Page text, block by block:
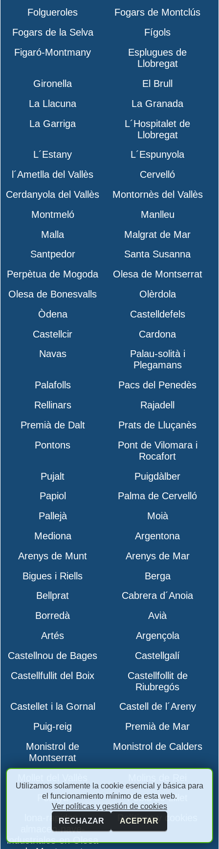
Folgueroles
Fogars de Montclús
Fogars de la Selva
Fígols
Figaró-Montmany
Esplugues de
Llobregat
Gironella
El Brull
La Llacuna
La Granada
La Garriga
L´Hospitalet de
Llobregat
L´Estany
L´Espunyola
l´Ametlla del Vallès
Cervelló
Cerdanyola del Vallès
Montornès del Vallès
Montmeló
Manlleu
Malla
Malgrat de Mar
Santpedor
Santa Susanna
Perpètua de Mogoda
Olesa de Montserrat
Olesa de Bonesvalls
Olèrdola
Òdena
Castelldefels
Castellcir
Cardona
Navas
Palau-solità i
Plegamans
Palafolls
Pacs del Penedès
Rellinars
Rajadell
Premià de Dalt
Prats de Lluçanès
Pontons
Pont de Vilomara i
Rocafort
Pujalt
Puigdàlber
Papiol
Palma de Cervelló
Pallejà
Moià
Mediona
Argentona
Arenys de Munt
Arenys de Mar
Bigues i Riells
Berga
Bellprat
Cabrera d´Anoia
Borredà
Avià
Artés
Argençola
Castellnou de Bages
Castellgalí
Castellfullit del Boix
Castellfollit de
Riubregós
Castellet i la Gornal
Castell de l´Areny
Puig-reig
Premià de Mar
Monistrol de
Montserrat
Monistrol de Calders
Polinyà
Pobla de Lillet
lona-rapidas-
almacen-nave-
industriales-en Olesa
Políticas y cookies
Utilizamos solamente la cookie esencial y básica para
el funcionamiento mínimo de esta web.
Ver políticas y gestión de cookies
RECHAZAR
ACEPTAR